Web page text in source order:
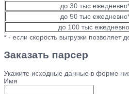
до 30 тыс
до 50 тыс
до 100 тыс
* - если скорость выгрузки позволяет
Заказать парсер
Укажите исходные данные в форме
Имя